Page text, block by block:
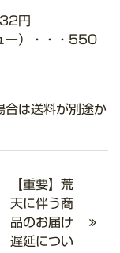
円
ー）・・・550
は送料が別途か
【重要】荒
天に伴う商
品のお届け
遅延につい